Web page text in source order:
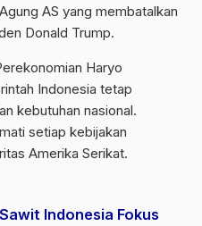
AS yang membatalkan
Donald Trump.
Haryo
Indonesia tetap
kebutuhan nasional.
setiap kebijakan
Amerika Serikat.
Indonesia Fokus